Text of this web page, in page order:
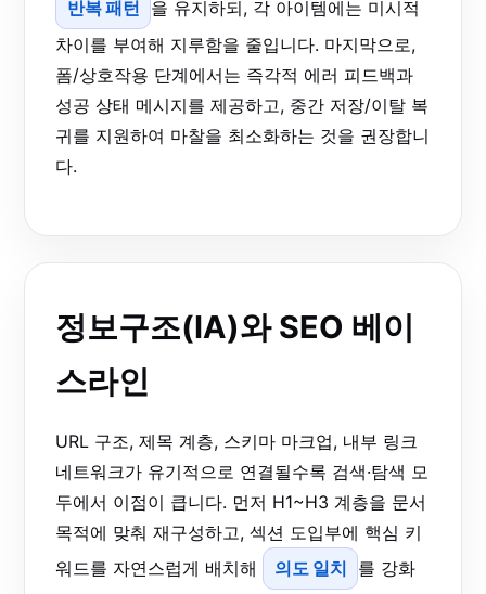
반복 패턴
을 유지하되, 각 아이템에는 미시적
차이를 부여해 지루함을 줄입니다. 마지막으로,
폼/상호작용 단계에서는 즉각적 에러 피드백과
성공 상태 메시지를 제공하고, 중간 저장/이탈 복
귀를 지원하여 마찰을 최소화하는 것을 권장합니
다.
정보구조(IA)와 SEO 베이
스라인
URL 구조, 제목 계층, 스키마 마크업, 내부 링크
네트워크가 유기적으로 연결될수록 검색·탐색 모
두에서 이점이 큽니다. 먼저 H1~H3 계층을 문서
목적에 맞춰 재구성하고, 섹션 도입부에 핵심 키
워드를 자연스럽게 배치해
의도 일치
를 강화